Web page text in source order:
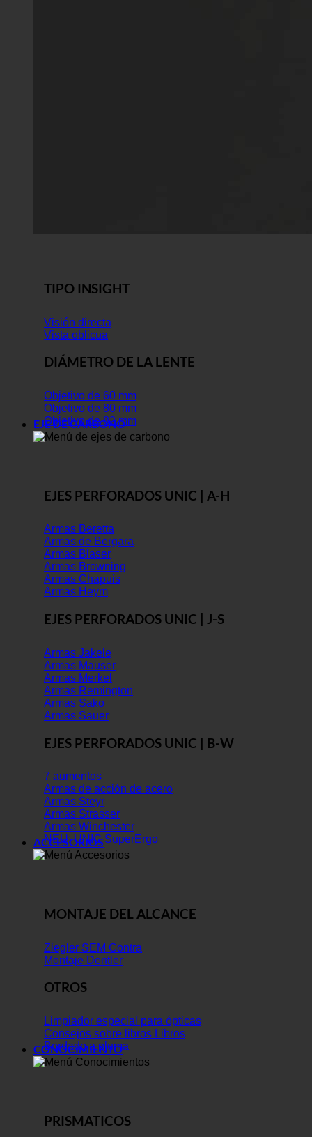
TIPO INSIGHT
Visión directa
Vista oblicua
DIÁMETRO DE LA LENTE
Objetivo de 60 mm
Objetivo de 80 mm
Objetivo de 82 mm
EJE DE CARBONO
EJES PERFORADOS UNIC | A-H
Armas Beretta
Armas de Bergara
Armas Blaser
Armas Browning
Armas Chapuis
Armas Heym
EJES PERFORADOS UNIC | J-S
Armas Jakele
Armas Mauser
Armas Merkel
Armas Remington
Armas Sako
Armas Sauer
EJES PERFORADOS UNIC | B-W
7 aumentos
Armas de acción de acero
Armas Steyr
Armas Strasser
Armas Winchester
NEU: UNIC SuperErgo
ACCESORIOS
MONTAJE DEL ALCANCE
Ziegler SEM Contra
Montaje Dentler
OTROS
Limpiador especial para ópticas
Consejos sobre libros Libros
Bordado a pluma
CONOCIMIENTO
PRISMATICOS